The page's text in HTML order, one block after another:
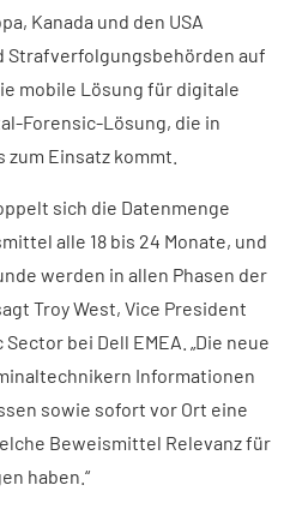
Kanada und den USA
Strafverfolgungsbehörden auf
mobile Lösung für digitale
Forensic-Lösung, die in
Einsatz kommt.
sich die Datenmenge
alle 18 bis 24 Monate, und
werden in allen Phasen der
Troy West, Vice President
bei Dell EMEA. „Die neue
Informationen
sowie sofort vor Ort eine
Beweismittel Relevanz für
haben.“